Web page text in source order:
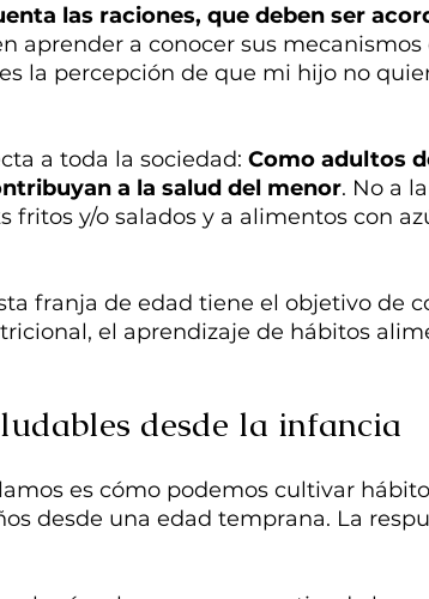
las raciones, que deben ser
aprender a conocer sus mecanismos
la percepción de que mi hijo no
a toda la sociedad: Como adultos
a la salud del menor. No a
fritos y/o salados y a alimentos con
franja de edad tiene el objetivo de
el aprendizaje de hábitos
desde la infancia
es cómo podemos cultivar
desde una edad temprana. La